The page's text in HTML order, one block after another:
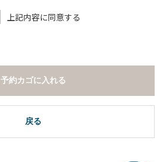
上記内容に同意する
戻る
予約カゴに入れる